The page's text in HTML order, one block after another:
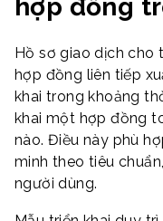
hợp đồng
Hồ sơ giao dịch cho
hợp đồng liên tiếp
khai trong khoảng
khai một hợp đồng
nào. Điều này phù
minh theo tiêu
người dùng.